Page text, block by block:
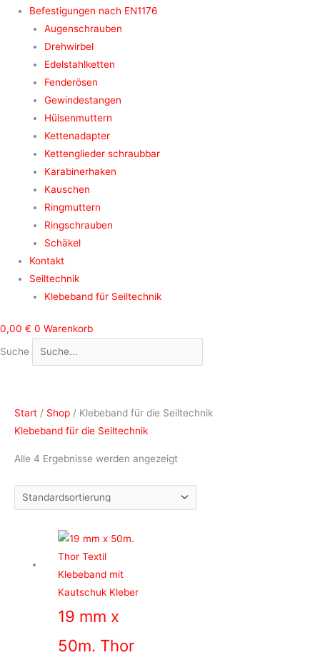
Befestigungen nach EN1176
Augenschrauben
Drehwirbel
Edelstahlketten
Fenderösen
Gewindestangen
Hülsenmuttern
Kettenadapter
Kettenglieder schraubbar
Karabinerhaken
Kauschen
Ringmuttern
Ringschrauben
Schäkel
Kontakt
Seiltechnik
Klebeband für Seiltechnik
0,00 € 0 Warenkorb
Suche
Start / Shop / Klebeband für die Seiltechnik
Klebeband für die Seiltechnik
Alle 4 Ergebnisse werden angezeigt
19 mm x
50m. Thor